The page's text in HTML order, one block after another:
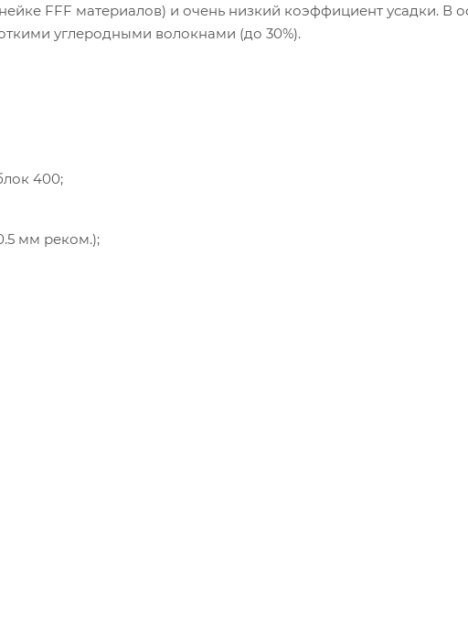
FFF материалов) и очень низкий коэффициент усадки. В
углеродными волокнами (до 30%).
400;
мм реком.);
печатью при температуре 80 - 100 °С, до 10 ч;